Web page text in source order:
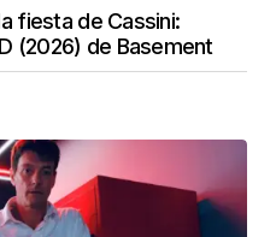
fiesta de Cassini:
(2026) de Basement